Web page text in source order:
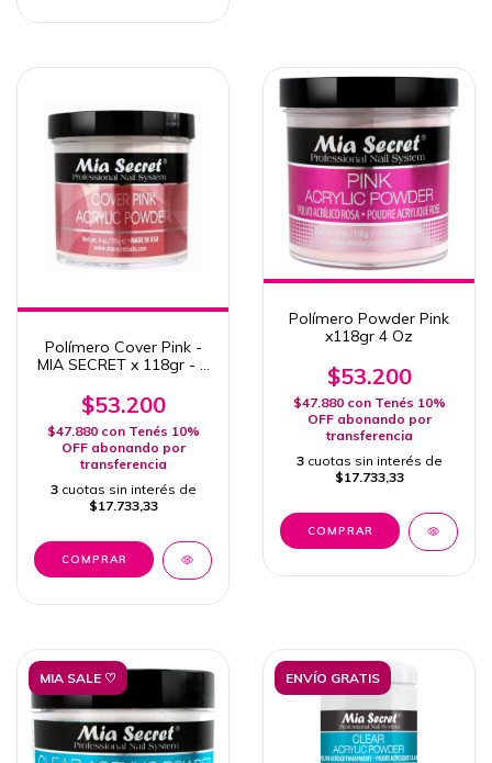
Polímero Cover Pink -
MIA SECRET x 118gr - 4
$53.200
$47.880 con Tenés 10%
OFF abonando por
transferencia
3 cuotas sin interés de
$17.733,33
Polímero Powder Pink
x118gr 4 Oz
$53.200
$47.880 con Tenés 10%
OFF abonando por
transferencia
3 cuotas sin interés de
$17.733,33
MIA SALE ♡ ENVÍO GRATIS